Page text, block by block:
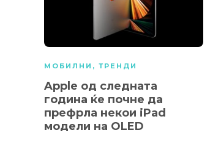
МОБИЛНИ , ТРЕНДИ
Apple од следната
година ќе почне да
префрла некои iPad
модели на OLED